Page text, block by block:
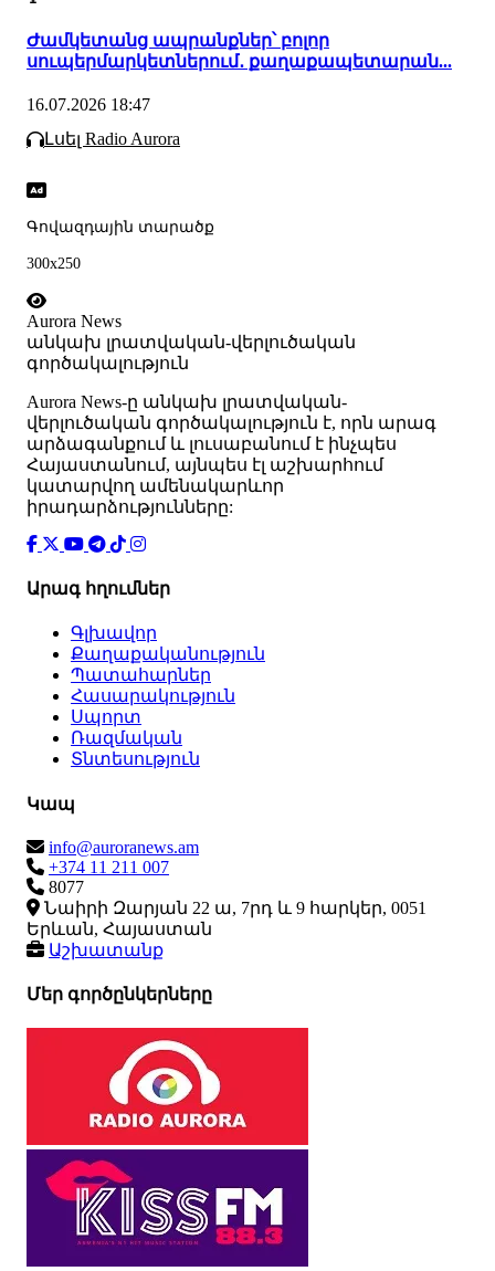
Ժամկետանց ապրանքներ՝ բոլոր
սուպերմարկետներում․ քաղաքապետարան...
16.07.2026 18:47
Լսել Radio Aurora
Գովազդային տարածք
300x250
Aurora News
անկախ լրատվական-վերլուծական
գործակալություն
Аurora News-ը անկախ լրատվական-
վերլուծական գործակալություն է, որն արագ
արձագանքում և լուսաբանում է ինչպես
Հայաստանում, այնպես էլ աշխարհում
կատարվող ամենակարևոր
իրադարձությունները:
Արագ հղումներ
Գլխավոր
Քաղաքականություն
Պատահարներ
Հասարակություն
Սպորտ
Ռազմական
Տնտեսություն
Կապ
info@auroranews.am
+374 11 211 007
8077
Նաիրի Զարյան 22 ա, 7րդ և 9 հարկեր, 0051
Երևան, Հայաստան
Աշխատանք
Մեր գործընկերները